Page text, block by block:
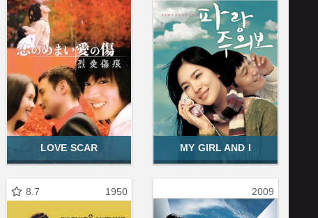
LOVE SCAR MY GIRL AND I
8.7 1950 2009